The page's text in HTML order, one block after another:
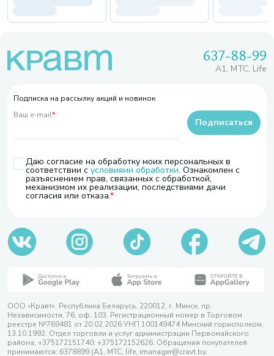
637-88-99
A1, МТС, Life
Подписка на рассылку акций и новинок
Ваш e-mail*
Даю согласие на обработку моих персональных в
соответствии с условиями обработки. Ознакомлен с
разъяснением прав, связанных с обработкой,
механизмом их реализации, последствиями дачи
согласия или отказа.
Подписаться
ООО «Кравт». Республика Беларусь, 220012, г. Минск, пр.
Независимости, 76, оф. 103. Регистрационный номер в Торговом
реестре №769481 от 20.02.2026 УНП 100149474 Минский горисполком,
13.10.1992. Отдел торговли и услуг администрации Первомайского
района, +375172151740; +375172152626. Обращения покупателей
принимаются: 6378899 (А1, МТС, life, imanager@cravt.by.